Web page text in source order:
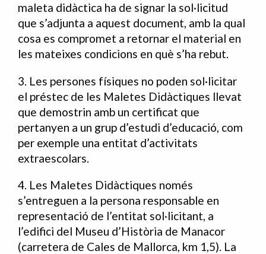
maleta didàctica ha de signar la sol·licitud
que s’adjunta a aquest document, amb la qual
cosa es compromet a retornar el material en
les mateixes condicions en què s’ha rebut.
3. Les persones físiques no poden sol·licitar
el préstec de les Maletes Didàctiques llevat
que demostrin amb un certificat que
pertanyen a un grup d’estudi d’educació, com
per exemple una entitat d’activitats
extraescolars.
4. Les Maletes Didàctiques només
s’entreguen a la persona responsable en
representació de l’entitat sol·licitant, a
l’edifici del Museu d’Història de Manacor
(carretera de Cales de Mallorca, km 1,5). La